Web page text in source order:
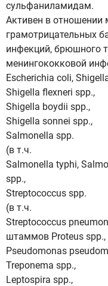
сульфаниламидам.
Активен в отношении
грамотрицательных
инфекций, брюшного
менингококковой
Escherichia coli,
Shigella flexneri spp.,
Shigella boydii spp.,
Shigella sonnei spp.,
Salmonella spp.
(в т.ч.
Salmonella typhi,
spp.,
Streptococcus spp.
(в т.ч.
Streptococcus
штаммов Proteus spp.,
Pseudomonas
Treponema spp.,
Leptospira spp.,